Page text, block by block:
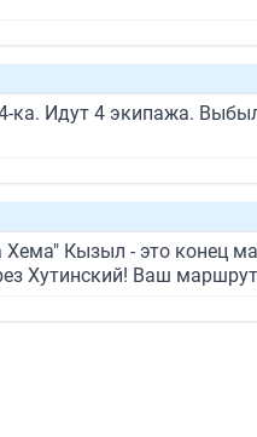
ка. Идут 4 экипажа.
Кызыл - это конец
Хутинский! Ваш